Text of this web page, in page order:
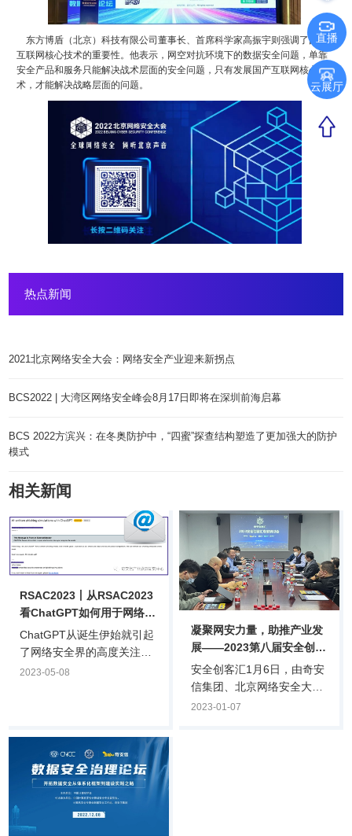
东方博盾（北京）科技有限公司董事长、首席科学家高振宇则强调了国产
互联网核心技术的重要性。他表示，网空对抗环境下的数据安全问题，单靠
安全产品和服务只能解决战术层面的安全问题，只有发展国产互联网核心技
术，才能解决战略层面的问题。
热点新闻
2021北京网络安全大会：网络安全产业迎来新拐点
BCS2022 | 大湾区网络安全峰会8月17日即将在深圳前海启幕
BCS 2022方滨兴：在冬奥防护中，“四蜜”探查结构塑造了更加强大的防护
模式
相关新闻
RSAC2023丨从RSAC2023
看ChatGPT如何用于网络攻
击
ChatGPT从诞生伊始就引起
了网络安全界的高度关注：
它是否能用于网络攻击或者
ChatGPT在网络安全领域的
应用尚处于初级阶段，我们
看看本届RSAC大会上专家
如何解读ChatGPT在网络安
全领域的应用。
2023-05-08
凝聚网安力量，助推产业发
展——2023第八届安全创客
汇专家研讨会在京成功举行
安全创客汇1月6日，由奇安
信集团、北京网络安全大会
（BCS）、全国网络信息安
2023-01-07
直播
云展厅